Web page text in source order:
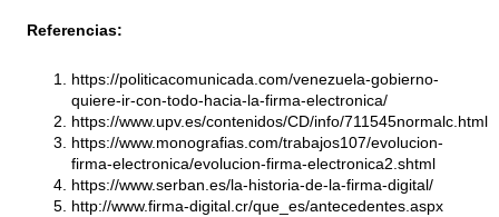
Referencias:
https://politicacomunicada.com/venezuela-gobierno-
quiere-ir-con-todo-hacia-la-firma-electronica/
https://www.upv.es/contenidos/CD/info/711545normalc.html
https://www.monografias.com/trabajos107/evolucion-
firma-electronica/evolucion-firma-electronica2.shtml
https://www.serban.es/la-historia-de-la-firma-digital/
http://www.firma-digital.cr/que_es/antecedentes.aspx